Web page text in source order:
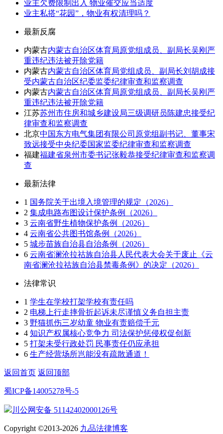
业主欠费限制出入 物业催交应当适度
业主私搭“花园”，物业有权清理吗？
最新反腐
内蒙古内蒙古自治区体育局原党组成员、副局长吴刚严
重违纪违法被开除党籍
内蒙古内蒙古自治区体育局党组成员、副局长刘胡成接
受内蒙古自治区纪委监委纪律审查和监察调查
内蒙古内蒙古自治区体育局原党组成员、副局长吴刚严
重违纪违法被开除党籍
江苏苏州市住房和城乡建设局三级调研员陈建忠接受纪
律审查和监察调查
北京中国东方电气集团有限公司原党组副书记、董事宋
致远接受中央纪委国家监委纪律审查和监察调查
福建福建省泉州市委书记张毅恭接受纪律审查和监察调
查
最新法律
1 国务院关于出境入境管理的规定（2026）
2 集成电路布图设计保护条例（2026）
3 云南省野生植物保护条例（2026）
4 云南省公共图书馆条例（2026）
5 城步苗族自治县自治条例（2026）
6 云南省澜沧拉祜族自治县人民代表大会关于废止《云
南省澜沧拉祜族自治县禁毒条例》的决定（2026）
法律常识
1 学生在学校打架学校有责任吗
2 电梯上行走摔骨折起诉未尽谨慎义务自担主责
3 野猫抓伤三岁幼童 物业有责赔偿千元
4 知识产权属核心竞争力 司法保护惩侵权促创新
5 打架未受行政处罚 民事责任仍应承担
6 生产经营场所岂能没有疏散通道！
返回首页 返回顶部
蜀ICP备14005278号-5
川公网安备 51142402000126号
Copyright ©2013-2026 九品法律博客